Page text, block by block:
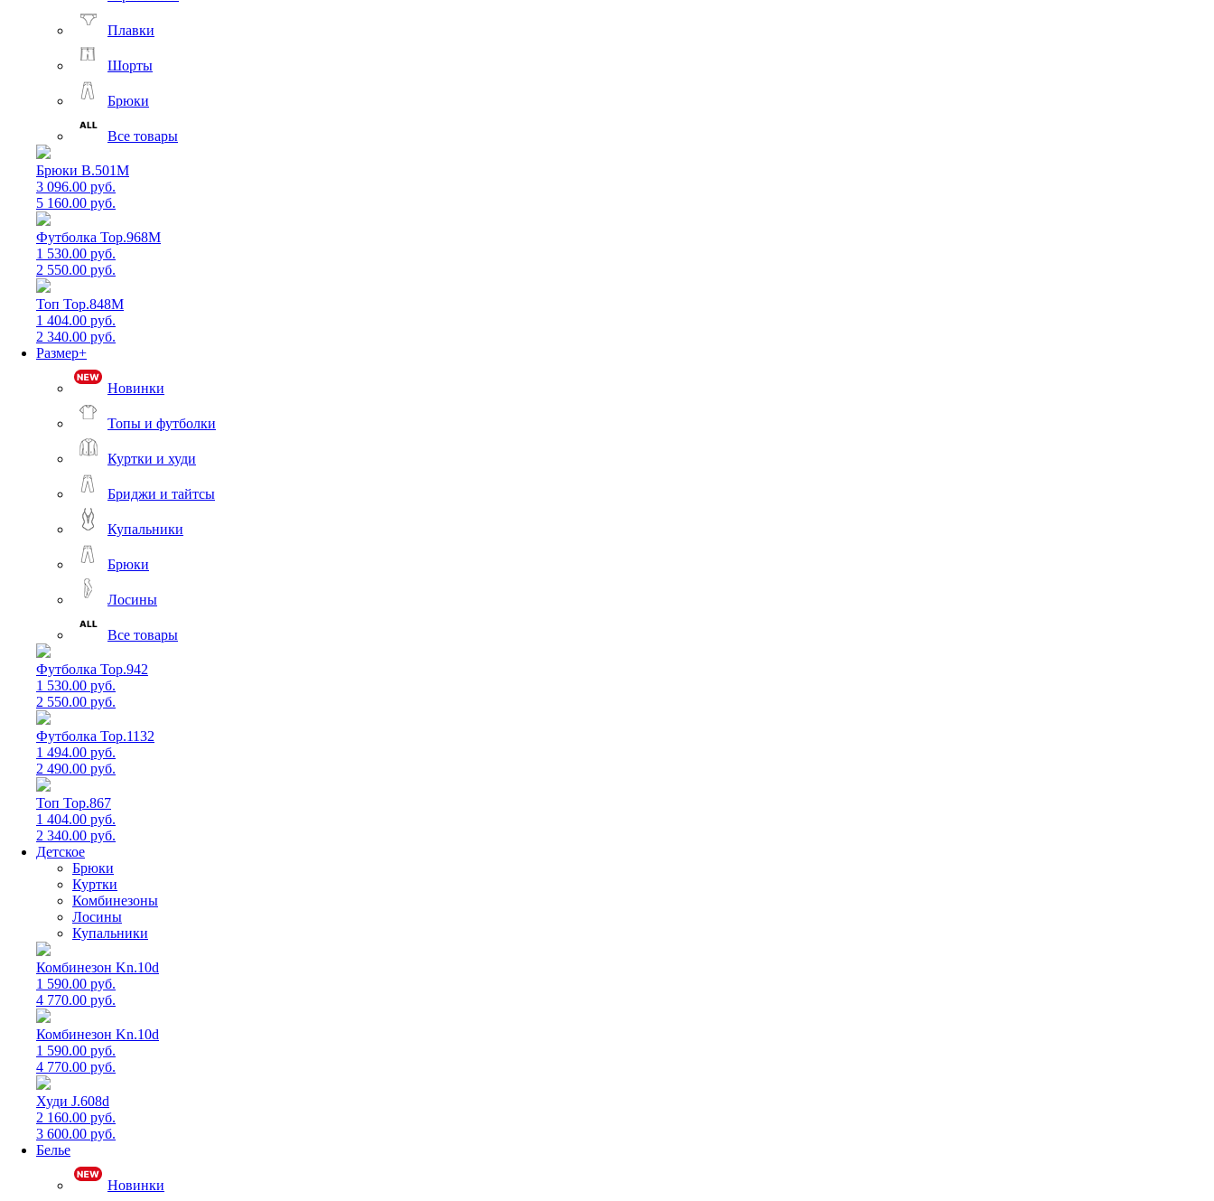
Плавки
Шорты
Брюки
Все товары
Брюки B.501M
3 096.00 руб.
5 160.00 руб.
Футболка Top.968M
1 530.00 руб.
2 550.00 руб.
Топ Top.848M
1 404.00 руб.
2 340.00 руб.
Размер+
Новинки
Топы и футболки
Куртки и худи
Бриджи и тайтсы
Купальники
Брюки
Лосины
Все товары
Футболка Top.942
1 530.00 руб.
2 550.00 руб.
Футболка Top.1132
1 494.00 руб.
2 490.00 руб.
Топ Top.867
1 404.00 руб.
2 340.00 руб.
Детское
Брюки
Куртки
Комбинезоны
Лосины
Купальники
Комбинезон Kn.10d
1 590.00 руб.
4 770.00 руб.
Комбинезон Kn.10d
1 590.00 руб.
4 770.00 руб.
Худи J.608d
2 160.00 руб.
3 600.00 руб.
Белье
Новинки